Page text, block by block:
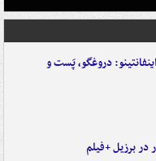
دروغگو، پَست‌ و
برزیل +فیلم